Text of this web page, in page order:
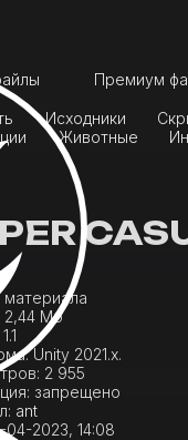
Премиум
Исходники
Животные
материала
2,44 Мб
1.1
Unity 2021.x.
2 955
запрещено
ant
04-2023, 14:08